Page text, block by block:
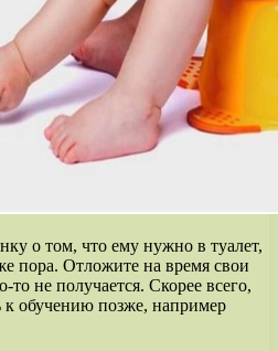
о том, что ему нужно в туалет,
пора. Отложите на время свои
не получается. Скорее всего,
к обучению позже, например